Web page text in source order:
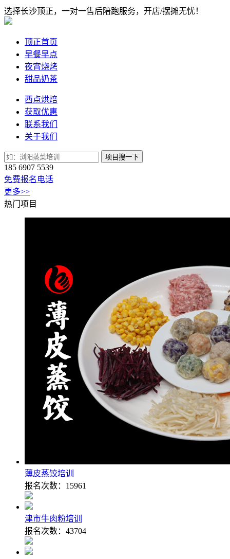
选择长沙顶正，一对一售后陪跑服务，开店/摆摊无忧！
顶正首页
早餐早点
夜宵烧烤
甜品奶茶
西点烘焙
获取优惠
联系我们
关于我们
项目搜一下
185 6907 5539
免费报名电话
更多>>
热门项目
薄皮蒸饺培训
报名次数： 15961
津市牛肉粉培训
报名次数： 43704